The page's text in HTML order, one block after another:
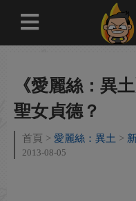
《愛麗絲：異
聖女貞德？
首頁 愛麗絲：異土
2013-08-05